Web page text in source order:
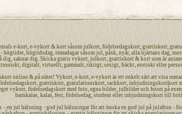
e-kort, e-vykort& kortsåsom julkort, födelsedagskort, grattiskort,
högtider, högtidsdag, temadagar såsom jul, påsk, nyår, alla hjärtans dag,
dig, saknar dig. Skicka gratis vykort, julkort, grattiskort& kortsom är
, digitalt, virtuellt, gammalt, riktigt, sexigt, fräckt, erotiskteller
online& på nätet! Vykort, e-kort, e-vykortär ett enkelt sätt att visa
, grattiskort, gratulationskort, tackkort, inbjudningskortkort
vykort, födelsedagskort med foto, egna bilder, julbilder och foton på
barnkalas, kalas, fest, födelsedag, student eller inbjudningskort till
en jul hälsning - god jul hälsningar för att önska en god jul på julafton -